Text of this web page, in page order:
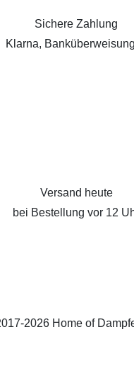
Sichere Zahlung
Klarna,
Versand heute
bei Bestellung vor 12
2026 Home of